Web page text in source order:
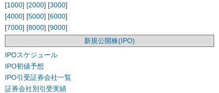
[1000] [2000] [3000]
[4000] [5000] [6000]
[7000] [8000] [9000]
新規公開株(IPO)
IPOスケジュール
IPO初値予想
IPO引受証券会社一覧
証券会社別引受実績